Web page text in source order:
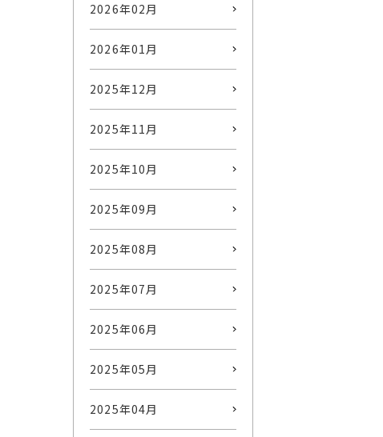
2026年02月
2026年01月
2025年12月
2025年11月
2025年10月
2025年09月
2025年08月
2025年07月
2025年06月
2025年05月
2025年04月